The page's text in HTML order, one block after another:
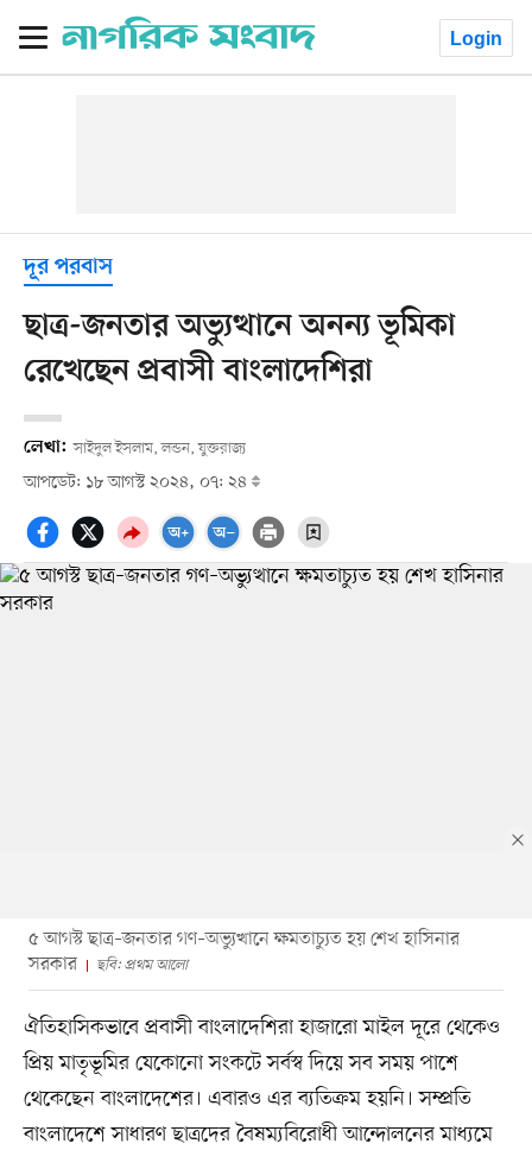
Login
দূর পরবাস
ছাত্র-জনতার অভ্যুত্থানে অনন্য ভূমিকা
রেখেছেন প্রবাসী বাংলাদেশিরা
লেখা: সাইদুল ইসলাম, লন্ডন, যুক্তরাজ্য
আপডেট: ১৮ আগস্ট ২০২৪, ০৭: ২৪
৫ আগস্ট ছাত্র–জনতার গণ–অভ্যুত্থানে ক্ষমতাচ্যুত হয় শেখ হাসিনার
সরকার
ছবি: প্রথম আলো
ঐতিহাসিকভাবে প্রবাসী বাংলাদেশিরা হাজারো মাইল দূরে থেকেও
প্রিয় মাতৃভূমির যেকোনো সংকটে সর্বস্ব দিয়ে সব সময় পাশে
থেকেছেন বাংলাদেশের। এবারও এর ব্যতিক্রম হয়নি। সম্প্রতি
বাংলাদেশে সাধারণ ছাত্রদের বৈষম্যবিরোধী আন্দোলনের মাধ্যমে